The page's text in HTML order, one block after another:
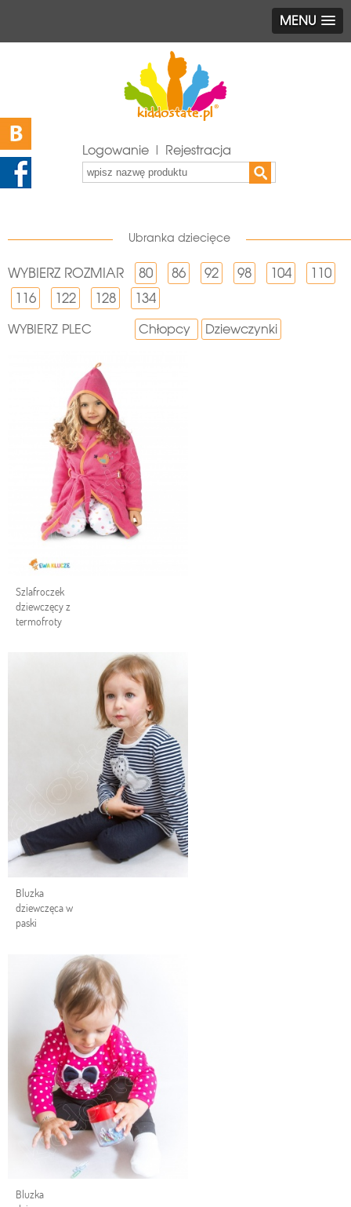
MENU
Logowanie | Rejestracja
Ubranka dziecięce
WYBIERZ ROZMIAR 80 86 92 98 104
110
116
122 128 134
WYBIERZ PLEC Chłopcy Dziewczynki
Szlafroczek
dziewczęcy z
termofroty
Bluzka
dziewczęca w
paski
Bluzka